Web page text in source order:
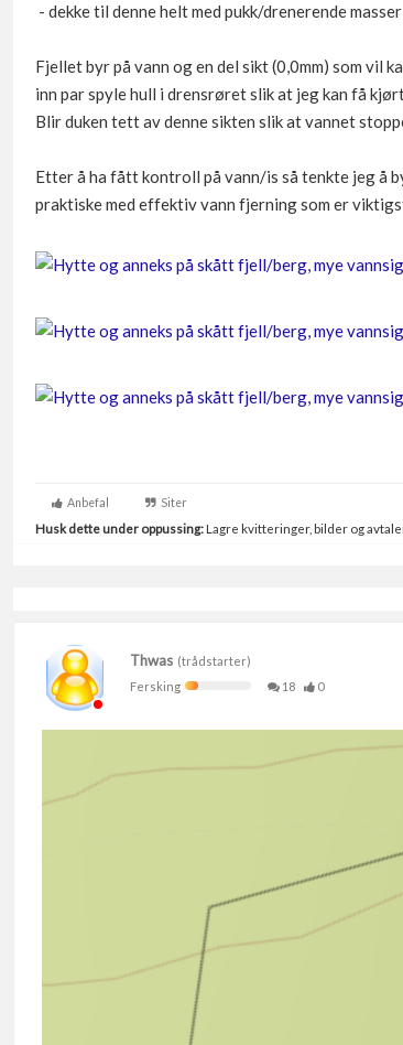
- dekke til denne helt med pukk/drenerende
Fjellet byr på vann og en del sikt (0,0mm) som vil
inn par spyle hull i drensrøret slik at jeg kan få
Blir duken tett av denne sikten slik at vannet
Etter å ha fått kontroll på vann/is så tenkte jeg å
praktiske med effektiv vann fjerning som er
Anbefal Siter
Husk dette under oppussing:Lagre kvitteringer, bilder og
Thwas (trådstarter)
Fersking
18 0